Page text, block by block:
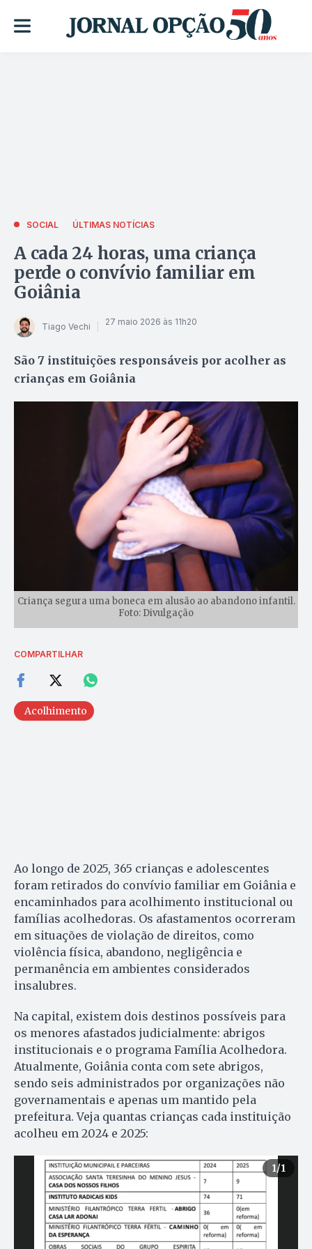
SOCIAL ÚLTIMAS NOTÍCIAS
A cada 24 horas, uma criança
perde o convívio familiar em
Goiânia
Tiago Vechi 27 maio 2026 às 11h20
São 7 instituições responsáveis por acolher as
crianças em Goiânia
Criança segura uma boneca em alusão ao abandono infantil.
Foto: Divulgação
COMPARTILHAR
Acolhimento
Ao longo de 2025, 365 crianças e adolescentes
foram retirados do convívio familiar em Goiânia e
encaminhados para acolhimento institucional ou
famílias acolhedoras. Os afastamentos ocorreram
em situações de violação de direitos, como
violência física, abandono, negligência e
permanência em ambientes considerados
insalubres.
Na capital, existem dois destinos possíveis para
os menores afastados judicialmente: abrigos
institucionais e o programa Família Acolhedora.
Atualmente, Goiânia conta com sete abrigos,
sendo seis administrados por organizações não
governamentais e apenas um mantido pela
prefeitura. Veja quantas crianças cada instituição
acolheu em 2024 e 2025:
1/1